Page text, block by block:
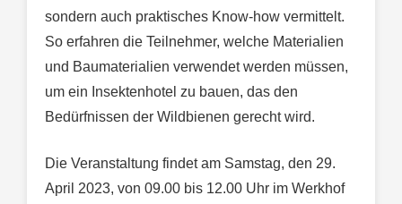
sondern auch praktisches Know-how vermittelt.
So erfahren die Teilnehmer, welche Materialien
und Baumaterialien verwendet werden müssen,
um ein Insektenhotel zu bauen, das den
Bedürfnissen der Wildbienen gerecht wird.
Die Veranstaltung findet am Samstag, den 29.
April 2023, von 09.00 bis 12.00 Uhr im Werkhof